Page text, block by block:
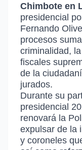
Chimbote en
presidencial
Fernando
procesos
criminalidad,
fiscales
de la
jurados.
Durante su
presidencial
renovará la
expulsar de la
y coroneles